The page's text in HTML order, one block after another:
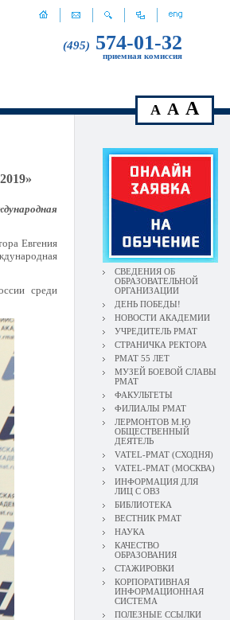
(495) 574-01-32
приемная комиссия
A A A
Евгения
среди
СВЕДЕНИЯ ОБ
ОБРАЗОВАТЕЛЬНОЙ
ОРГАНИЗАЦИИ
ДЕНЬ ПОБЕДЫ!
НОВОСТИ АКАДЕМИИ
УЧРЕДИТЕЛЬ РМАТ
СТРАНИЧКА РЕКТОРА
РМАТ 55 ЛЕТ
МУЗЕЙ БОЕВОЙ СЛАВЫ
РМАТ
ФАКУЛЬТЕТЫ
ФИЛИАЛЫ РМАТ
ЛЕРМОНТОВ М.Ю
ОБЩЕСТВЕННЫЙ
ДЕЯТЕЛЬ
VATEL-РМАТ (СХОДНЯ)
VATEL-РМАТ (МОСКВА)
ИНФОРМАЦИЯ ДЛЯ
ЛИЦ С ОВЗ
БИБЛИОТЕКА
ВЕСТНИК РМАТ
НАУКА
КАЧЕСТВО
ОБРАЗОВАНИЯ
СТАЖИРОВКИ
КОРПОРАТИВНАЯ
ИНФОРМАЦИОННАЯ
СИСТЕМА
ПОЛЕЗНЫЕ ССЫЛКИ